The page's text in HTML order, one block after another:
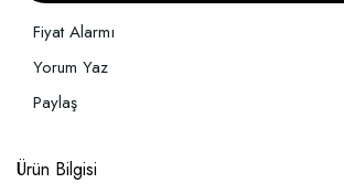
Fiyat Alarmı
Yorum Yaz
Paylaş
Ürün Bilgisi